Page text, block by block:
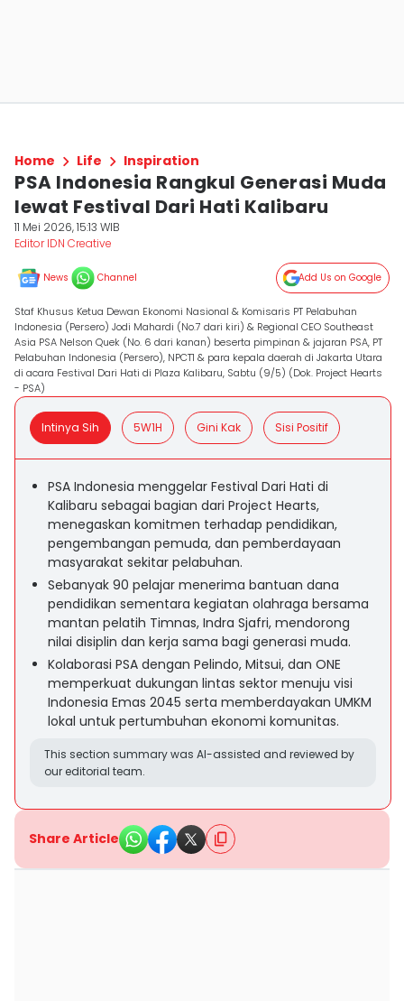
Home Life Inspiration
PSA Indonesia Rangkul Generasi Muda
lewat Festival Dari Hati Kalibaru
11 Mei 2026, 15:13 WIB
Editor IDN Creative
News Channel Add Us on Google
Staf Khusus Ketua Dewan Ekonomi Nasional & Komisaris PT Pelabuhan
Indonesia (Persero) Jodi Mahardi (No.7 dari kiri) & Regional CEO Southeast
Asia PSA Nelson Quek (No. 6 dari kanan) beserta pimpinan & jajaran PSA, PT
Pelabuhan Indonesia (Persero), NPCT1 & para kepala daerah di Jakarta Utara
di acara Festival Dari Hati di Plaza Kalibaru, Sabtu (9/5) (Dok. Project Hearts
- PSA)
Intinya Sih 5W1H Gini Kak Sisi Positif
PSA Indonesia menggelar Festival Dari Hati di
Kalibaru sebagai bagian dari Project Hearts,
menegaskan komitmen terhadap pendidikan,
pengembangan pemuda, dan pemberdayaan
masyarakat sekitar pelabuhan.
Sebanyak 90 pelajar menerima bantuan dana
pendidikan sementara kegiatan olahraga bersama
mantan pelatih Timnas, Indra Sjafri, mendorong
nilai disiplin dan kerja sama bagi generasi muda.
Kolaborasi PSA dengan Pelindo, Mitsui, dan ONE
memperkuat dukungan lintas sektor menuju visi
Indonesia Emas 2045 serta memberdayakan UMKM
lokal untuk pertumbuhan ekonomi komunitas.
This section summary was AI-assisted and reviewed by
our editorial team.
Share Article